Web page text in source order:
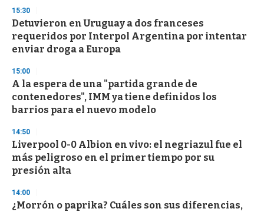
3
s
c
o
d
s
15:30
Detuvieron en Uruguay a dos franceses
requeridos por Interpol Argentina por intentar
enviar droga a Europa
15:00
A la espera de una "partida grande de
contenedores", IMM ya tiene definidos los
barrios para el nuevo modelo
14:50
Liverpool 0-0 Albion en vivo: el negriazul fue el
más peligroso en el primer tiempo por su
presión alta
14:00
¿Morrón o paprika? Cuáles son sus diferencias,